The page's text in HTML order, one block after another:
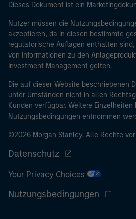
Dieses Dokument ist ein
Nutzer müssen die
akzeptieren, da in diesen bestimmte
regulatorische Auflagen enthalten
von Informationen zu den
Investment Management gelten.
Die auf dieser Website beschriebenen
unter Umständen nicht in allen
Kunden verfügbar. Weitere Einzelheiten
Nutzungsbedingungen entnommen
©2026 Morgan Stanley. Alle Rechte
Datenschutz
Your Privacy Choices
Nutzungsbedingungen